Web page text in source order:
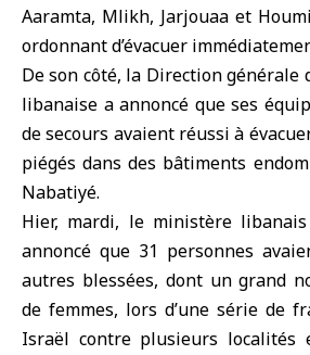
Aaramta, Mlikh, Jarjouaa et
ordonnant d’évacuer
De son côté, la Direction générale
libanaise a annoncé que ses
de secours avaient réussi à
piégés dans des bâtiments
Nabatiyé.
Hier, mardi, le ministère
annoncé que 31 personnes
autres blessées, dont un grand
de femmes, lors d’une série de
Israël contre plusieurs localités